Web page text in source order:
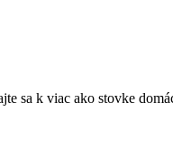
sa k viac ako stovke